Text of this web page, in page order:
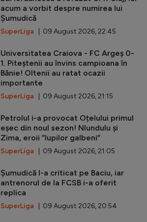
acum a vorbit despre numirea lui
Șumudică
SuperLiga | 09 August 2026, 22:45
Universitatea Craiova - FC Argeș 0-
1. Piteștenii au învins campioana în
Bănie! Oltenii au ratat ocazii
importante
SuperLiga | 09 August 2026, 21:15
Petrolul i-a provocat Oțelului primul
eșec din noul sezon! Nlundulu și
Zima, eroii ”lupilor galbeni”
SuperLiga | 09 August 2026, 21:05
Șumudică l-a criticat pe Baciu, iar
antrenorul de la FCSB i-a oferit
replica
SuperLiga | 09 August 2026, 20:54